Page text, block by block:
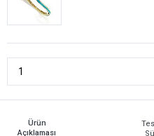
Ürün
Açıklaması